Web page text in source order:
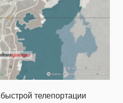
телепортации